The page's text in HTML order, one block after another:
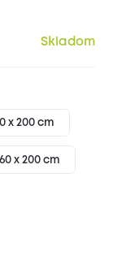
Skladom
x 200 cm
x 200 cm